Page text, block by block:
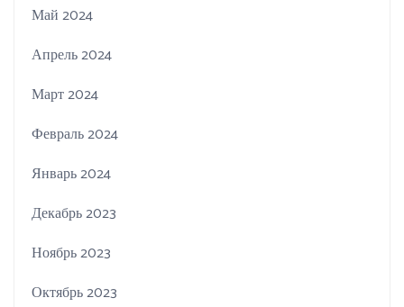
Май 2024
Апрель 2024
Март 2024
Февраль 2024
Январь 2024
Декабрь 2023
Ноябрь 2023
Октябрь 2023